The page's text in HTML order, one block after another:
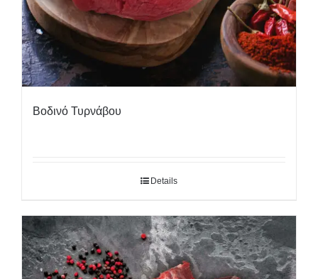
Βοδινό Τυρνάβου
Details